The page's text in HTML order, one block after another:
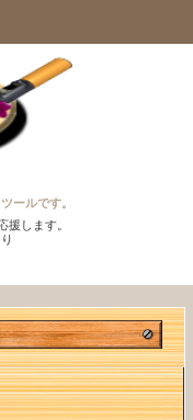
ールです。
援します。